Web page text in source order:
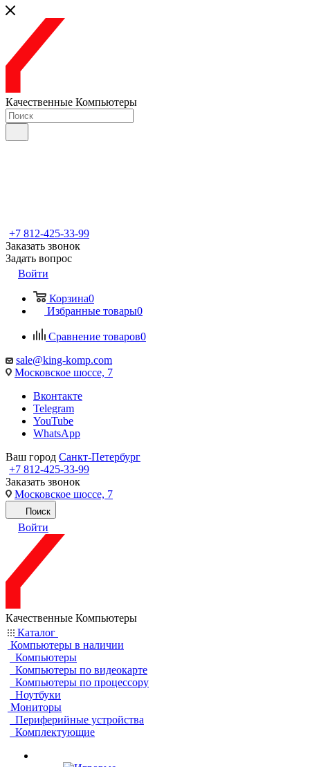
Качественные Компьютеры
+7 812-425-33-99
Заказать звонок
Задать вопрос
Войти
Корзина0
Избранные товары0
Сравнение товаров0
sale@king-komp.com
Московское шоссе, 7
Вконтакте
Telegram
YouTube
WhatsApp
Ваш город Санкт-Петербург
+7 812-425-33-99
Заказать звонок
Московское шоссе, 7
Поиск
Войти
Качественные Компьютеры
Каталог
Компьютеры в наличии
Компьютеры
Компьютеры по видеокарте
Компьютеры по процессору
Ноутбуки
Мониторы
Периферийные устройства
Комплектующие